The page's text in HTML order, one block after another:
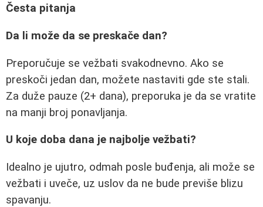
Česta pitanja
Da li može da se preskače dan?
Preporučuje se vežbati svakodnevno. Ako se
preskoči jedan dan, možete nastaviti gde ste stali.
Za duže pauze (2+ dana), preporuka je da se vratite
na manji broj ponavljanja.
U koje doba dana je najbolje vežbati?
Idealno je ujutro, odmah posle buđenja, ali može se
vežbati i uveče, uz uslov da ne bude previše blizu
spavanju.